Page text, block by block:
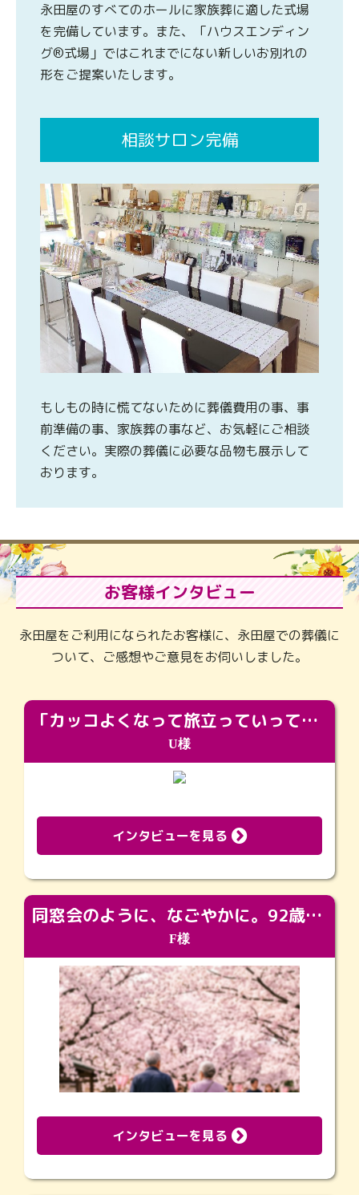
永田屋のすべてのホールに家族葬に適した式場
を完備しています。また、「ハウスエンディン
グ®式場」ではこれまでにない新しいお別れの
形をご提案いたします。
相談サロン完備
もしもの時に慌てないために葬儀費用の事、事
前準備の事、家族葬の事など、お気軽にご相談
ください。実際の葬儀に必要な品物も展示して
おります。
お客様インタビュー
永田屋をご利用になられたお客様に、永田屋での葬儀に
ついて、ご感想やご意見をお伺いしました。
「カッコよくなって旅立っていってくれました（笑）もっとカッコいいって言ってあげればよかったな」
U様
インタビューを見る
同窓会のように、なごやかに。92歳の旅立ちを彩った、再会と感謝の場
F様
インタビューを見る